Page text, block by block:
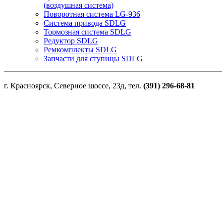
(воздушная система)
Поворотная система LG-936
Система привода SDLG
Тормозная система SDLG
Редуктор SDLG
Ремкомплекты SDLG
Запчасти для ступицы SDLG
г. Красноярск, Северное шоссе, 23д, тел. (391) 296-68-81